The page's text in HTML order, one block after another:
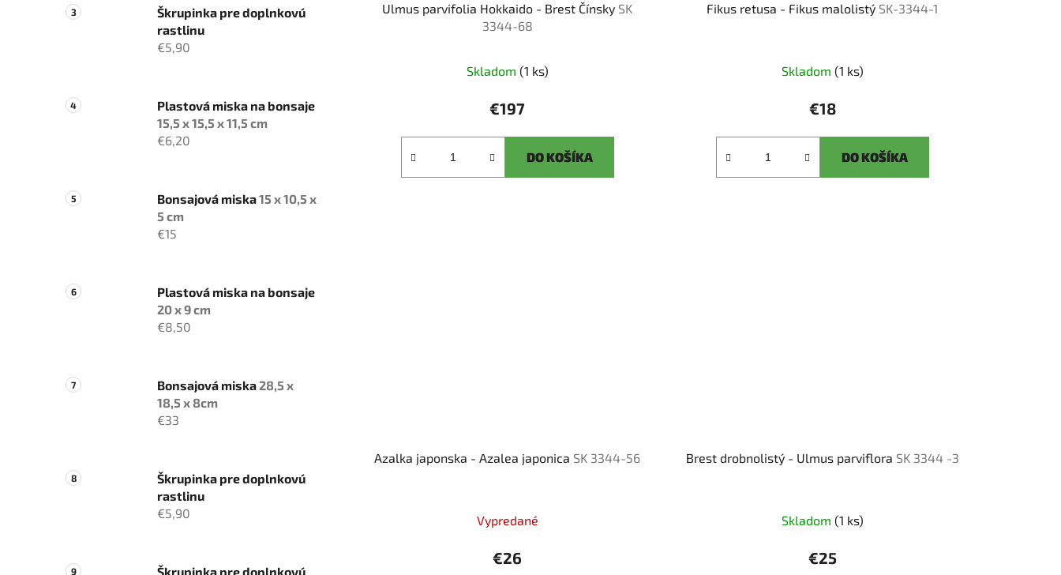
Škrupinka pre doplnkovú
rastlinu
€5,90
Plastová miska na bonsaje
15,5 x 15,5 x 11,5 cm
€6,20
Bonsajová miska15 x 10,5 x
5 cm
€15
Plastová miska na bonsaje
20 x 9 cm
€8,50
Bonsajová miska28,5 x
18,5 x 8cm
€33
Škrupinka pre doplnkovú
rastlinu
€5,90
Škrupinka pre doplnkovú
Ulmus parvifolia Hokkaido - Brest Čínsky SK
3344-68
Skladom (1 ks)
€197
DO KOŠÍKA
Fikus retusa - Fikus malolistý SK-3344-1
Skladom (1 ks)
€18
DO KOŠÍKA
Azalka japonska - Azalea japonica SK 3344-56
Vypredané
€26
Brest drobnolistý - Ulmus parviflora SK 3344 -3
Skladom (1 ks)
€25